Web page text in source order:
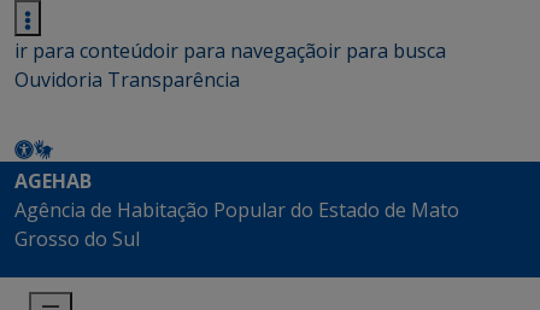
ir para conteúdoir para navegaçãoir para busca
Ouvidoria Transparência
AGEHAB
Agência de Habitação Popular do Estado de Mato
Grosso do Sul